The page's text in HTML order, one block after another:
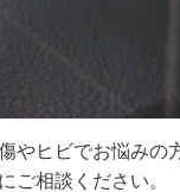
やヒビでお悩みの
ご相談ください。